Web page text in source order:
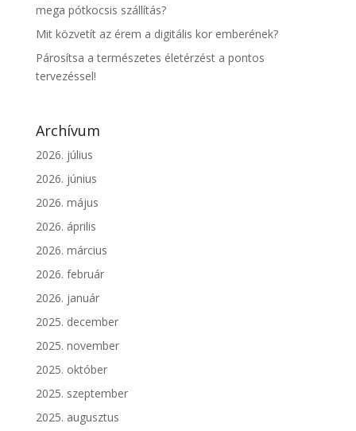
mega pótkocsis szállítás?
Mit közvetít az érem a digitális kor emberének?
Párosítsa a természetes életérzést a pontos
tervezéssel!
Archívum
2026. július
2026. június
2026. május
2026. április
2026. március
2026. február
2026. január
2025. december
2025. november
2025. október
2025. szeptember
2025. augusztus